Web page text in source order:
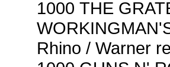
1000 THE
Rhino / Warner